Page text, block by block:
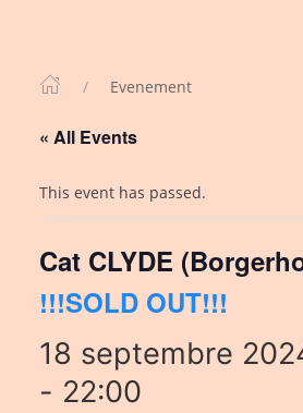
Evenement
« All Events
This event has passed.
Cat CLYDE
!!!SOLD OUT!!!
18 septembre
- 22:00